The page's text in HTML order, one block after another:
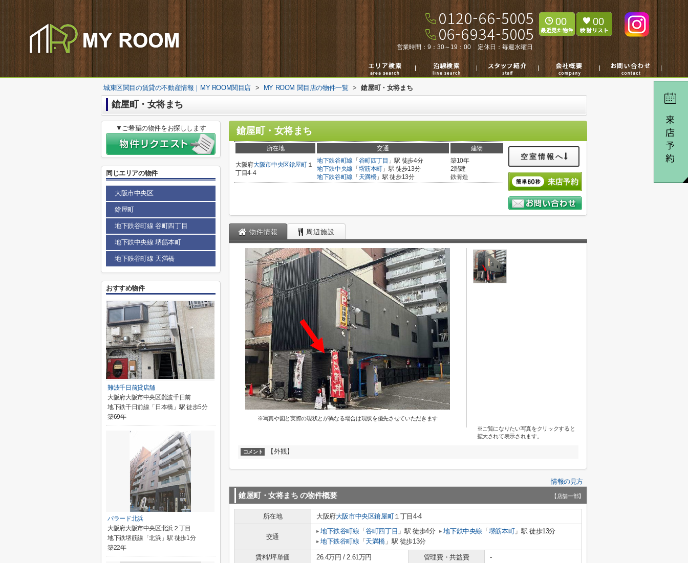
営業時間： 9：30～19：00 定休日： 毎週水曜日
00 00
城東区関目の賃貸の不動産情報｜MY ROOM関目店 > MY ROOM 関目店の物件一覧 > 鎗屋町・女将まち
鎗屋町・女将まち
鎗屋町・女将まち
所在地 交通 建物
大阪府大阪市中央区鎗屋町１
丁目4-4
地下鉄谷町線 「 谷町四丁目 」駅 徒歩4分
地下鉄中央線 「 堺筋本町 」駅 徒歩13分
地下鉄谷町線 「 天満橋」駅 徒歩13分
築10年
2階建
鉄骨造
空室情報へ
物件情報 周辺施設
※写真や図と実際の現状とが異なる場合は現状を優先させていただきます
※ご覧になりたい写真をクリックすると
拡大されて表示されます。
コメント 【外観】
情報の見方
鎗屋町・女将まち の物件概要 【店舗一部】
所在地 大阪府大阪市中央区鎗屋町１丁目4-4
交通
地下鉄谷町線 「谷町四丁目 」駅 徒歩4分 地下鉄中央線 「 堺筋本町」駅 徒歩13分
地下鉄谷町線 「 天満橋 」駅 徒歩13分
賃料/坪単価 26.4万円 / 2.61万円 管理費・共益費
-
▼ご希望の物件をお探しします
同じエリアの物件
大阪市中央区
鎗屋町
地下鉄谷町線 谷町四丁目
地下鉄中央線 堺筋本町
地下鉄谷町線 天満橋
おすすめ物件
難波千日前貸店舗
大阪府大阪市中央区難波千日前
地下鉄千日前線「日本橋」駅 徒歩5分
築69年
パラード北浜
大阪府大阪市中央区北浜２丁目
地下鉄堺筋線「北浜」駅 徒歩1分
築22年